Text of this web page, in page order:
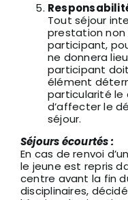
Tout séjour
prestation
participant,
ne donnera
participant
élément
particularité le
d’affecter le
séjour.
Séjours écourtés :
En cas de renvoi
le jeune est repris
centre avant la fin
disciplinaires,